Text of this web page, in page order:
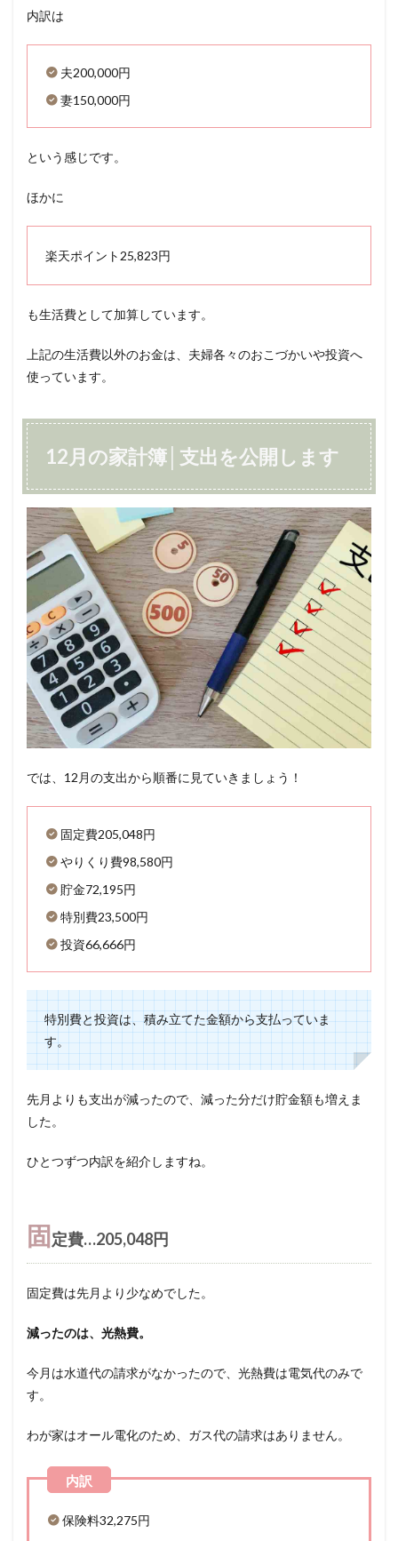
内訳は
夫200,000円
妻150,000円
という感じです。
ほかに
楽天ポイント25,823円
も生活費として加算しています。
上記の生活費以外のお金は、夫婦各々のおこづかいや投資へ
使っています。
12月の家計簿│支出を公開します
では、12月の支出から順番に見ていきましょう！
固定費205,048円
やりくり費98,580円
貯金72,195円
特別費23,500円
投資66,666円
特別費と投資は、積み立てた金額から支払っていま
す。
先月よりも支出が減ったので、減った分だけ貯金額も増えま
した。
ひとつずつ内訳を紹介しますね。
固 定費…205,048円
固定費は先月より少なめでした。
減ったのは、光熱費。
今月は水道代の請求がなかったので、光熱費は電気代のみで
す。
わが家はオール電化のため、ガス代の請求はありません。
保険料32,275円